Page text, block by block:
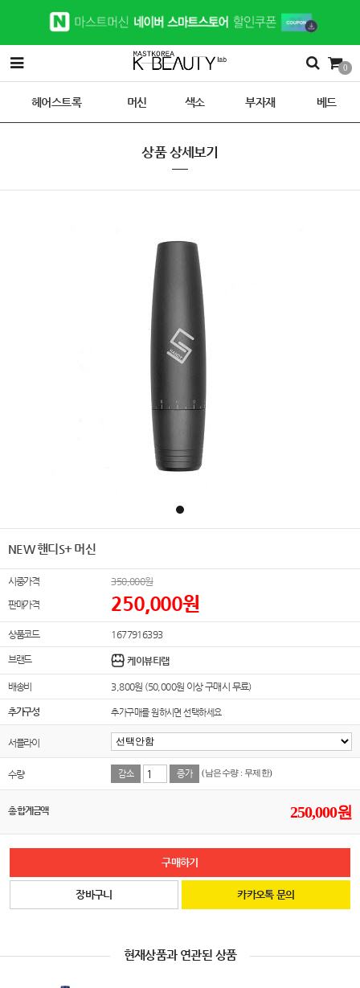
0
헤어스트록 머신 색소 부자재 베드
상품 상세보기
NEW 핸디S+ 머신
시중가격 350,000원
판매가격 250,000원
상품코드 1677916393
브랜드 케이뷰티랩
배송비 3,800원 (50,000원 이상 구매시 무료)
추가구성 추가구매를 원하시면 선택하세요
서플라이
수량 감소 증가 (남은수량 : 무제한)
총 합계금액 250,000원
구매하기
장바구니 카카오톡 문의
현재상품과 연관된 상품